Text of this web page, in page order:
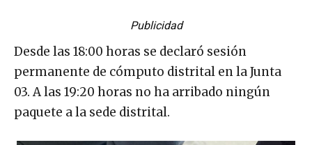
Publicidad
Desde las 18:00 horas se declaró sesión
permanente de cómputo distrital en la Junta
03. A las 19:20 horas no ha arribado ningún
paquete a la sede distrital.